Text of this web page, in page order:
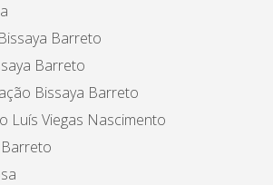
Barreto
Barreto
Bissaya Barreto
Luís Viegas Nascimento